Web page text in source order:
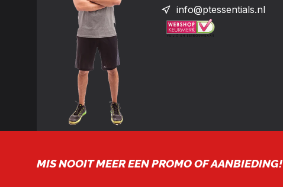
info@ptessentials.nl
MIS NOOIT MEER EEN PROMO OF AANBIEDING!